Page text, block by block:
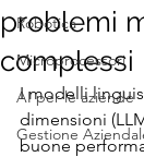
Robotica
Microprocessori
AI per le aziende
Gestione
problemi
complessi
I modelli
dimensioni
buone